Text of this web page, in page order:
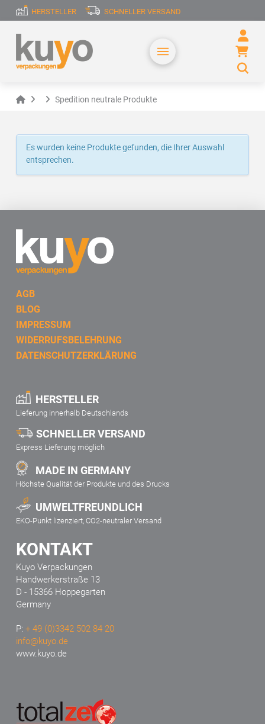
HERSTELLER SCHNELLER VERSAND
Home Spedition neutrale Produkte
Es wurden keine Produkte gefunden, die Ihrer Auswahl
entsprechen.
AGB
BLOG
IMPRESSUM
WIDERRUFSBELEHRUNG
DATENSCHUTZERKLÄRUNG
HERSTELLER
Lieferung innerhalb Deutschlands
SCHNELLER VERSAND
Express Lieferung möglich
MADE IN GERMANY
Höchste Qualität der Produkte und des Drucks
UMWELTFREUNDLICH
EKO-Punkt lizenziert, CO2-neutraler Versand
KONTAKT
Kuyo Verpackungen
Handwerkerstraße 13
D - 15366 Hoppegarten
Germany
P: + 49 (0)3342 502 84 20
info@kuyo.de
www.kuyo.de